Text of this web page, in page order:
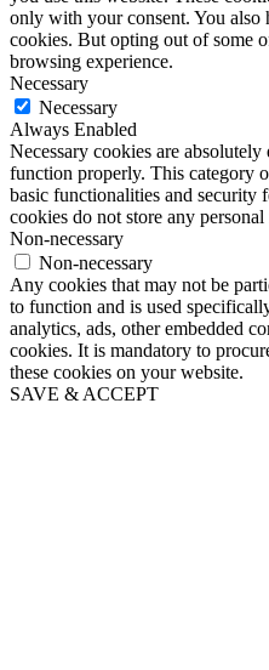
only with your consent. You also
cookies. But opting out of some
browsing experience.
Necessary
Necessary
Always Enabled
Necessary cookies are
function properly. This category
basic functionalities and security
cookies do not store any
Non-necessary
Non-necessary
Any cookies that may not be
to function and is used
analytics, ads, other embedded
cookies. It is mandatory to
these cookies on your website.
SAVE & ACCEPT